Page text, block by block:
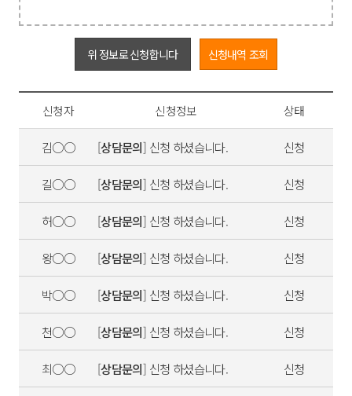
위 정보로 신청합니다 신청내역 조회
신청자 신청정보 상태
김○○ [상담문의] 신청 하셨습니다. 신청
길○○ [상담문의] 신청 하셨습니다. 신청
허○○ [상담문의] 신청 하셨습니다. 신청
왕○○ [상담문의] 신청 하셨습니다. 신청
박○○ [상담문의] 신청 하셨습니다. 신청
천○○ [상담문의] 신청 하셨습니다. 신청
최○○ [상담문의] 신청 하셨습니다. 신청